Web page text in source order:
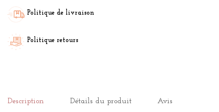
Politique de livraison
Politique retours
Description Détails du produit Avis